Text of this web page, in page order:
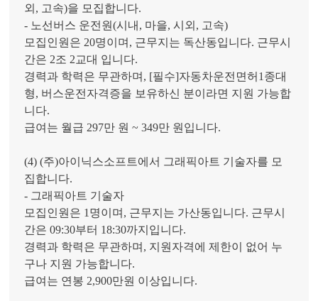
외, 고속)을 모집합니다.
- 노선버스 운전원(시내, 마을, 시외, 고속)
모집인원은 20명이며, 근무지는 독산동입니다. 근무시
간은 2조 2교대 입니다.
경력과 학력은 무관하며, [필수]자동차운전면허1종대
형, 버스운전자격증을 보유하신 분이라면 지원 가능합
니다.
급여는 월급 297만 원 ~ 349만 원입니다.
(4) (주)아이닉스소프트에서 그래픽아트 기술자를 모
집합니다.
- 그래픽아트 기술자
모집인원은 1명이며, 근무지는 가산동입니다. 근무시
간은 09:30부터 18:30까지입니다.
경력과 학력은 무관하며, 지원자격에 제한이 없어 누
구나 지원 가능합니다.
급여는 연봉 2,900만원 이상입니다.